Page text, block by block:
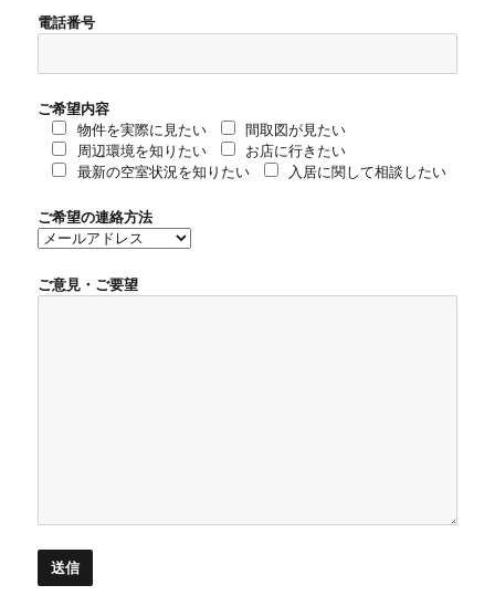
電話番号
ご希望内容
物件を実際に見たい
間取図が見たい
周辺環境を知りたい
お店に行きたい
最新の空室状況を知りたい
入居に関して相談したい
ご希望の連絡方法
ご意見・ご要望